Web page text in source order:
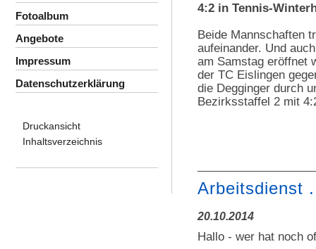
Fotoalbum
Angebote
Impressum
Datenschutzerklärung
Druckansicht
Inhaltsverzeichnis
4:2 in Tennis-
Beide Mannschaften
aufeinander. Und
am Samstag eröffnet
der TC Eislingen
die Degginger durch
Bezirksstaffel 2 mit
Arbeitsdienst
20.10.2014
Hallo - wer hat noch